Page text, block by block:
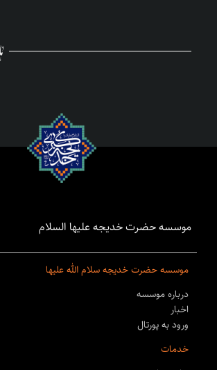
موسسه حضرت خدیجه علیها السلام
موسسه حضرت خدیجه سلام الله علیها
درباره موسسه
اخبار
ورود به پورتال
خدمات